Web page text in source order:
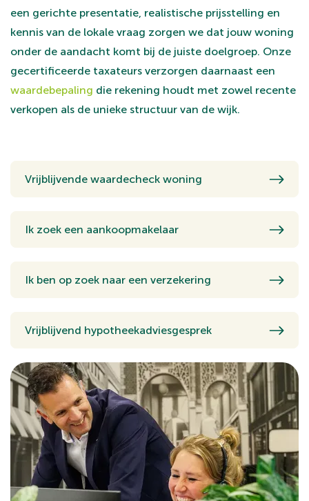
een gerichte presentatie, realistische prijsstelling en
kennis van de lokale vraag zorgen we dat jouw woning
onder de aandacht komt bij de juiste doelgroep. Onze
gecertificeerde taxateurs verzorgen daarnaast een
waardebepaling die rekening houdt met zowel recente
verkopen als de unieke structuur van de wijk.
Vrijblijvende waardecheck woning
Ik zoek een aankoopmakelaar
Ik ben op zoek naar een verzekering
Vrijblijvend hypotheekadviesgesprek